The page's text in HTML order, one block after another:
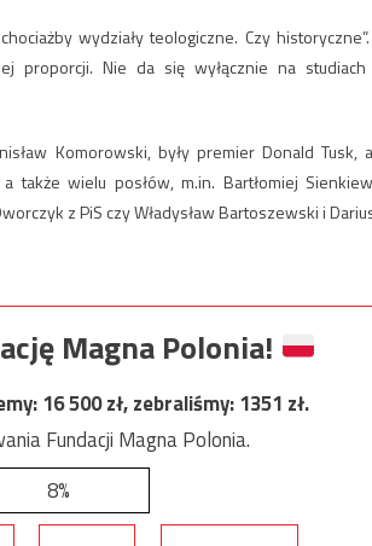
wydziały teologiczne. Czy
Nie da się wyłącznie na studiach
Komorowski, były premier Donald Tusk,
także wielu posłów, m.in. Bartłomiej
z PiS czy Władysław Bartoszewski i
Magna Polonia!
16 500zł, zebraliśmy:1351 zł.
Fundacji Magna Polonia.
8%